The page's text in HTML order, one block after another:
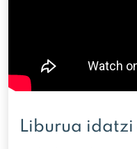
Liburua